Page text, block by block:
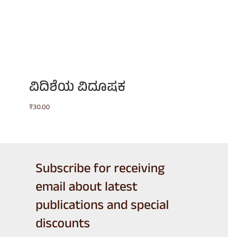
ವಿದಿಶೆಯ ವಿದೂಷಕ
₹30.00
Subscribe for receiving
email about latest
publications and special
discounts